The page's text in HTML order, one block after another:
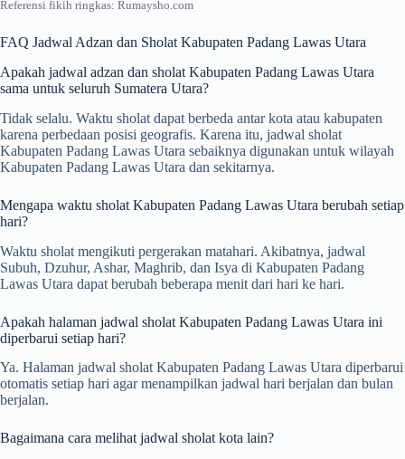
Referensi fikih ringkas: Rumaysho.com
FAQ Jadwal Adzan dan Sholat Kabupaten Padang Lawas Utara
Apakah jadwal adzan dan sholat Kabupaten Padang Lawas Utara
sama untuk seluruh Sumatera Utara?
Tidak selalu. Waktu sholat dapat berbeda antar kota atau kabupaten
karena perbedaan posisi geografis. Karena itu, jadwal sholat
Kabupaten Padang Lawas Utara sebaiknya digunakan untuk wilayah
Kabupaten Padang Lawas Utara dan sekitarnya.
Mengapa waktu sholat Kabupaten Padang Lawas Utara berubah setiap
hari?
Waktu sholat mengikuti pergerakan matahari. Akibatnya, jadwal
Subuh, Dzuhur, Ashar, Maghrib, dan Isya di Kabupaten Padang
Lawas Utara dapat berubah beberapa menit dari hari ke hari.
Apakah halaman jadwal sholat Kabupaten Padang Lawas Utara ini
diperbarui setiap hari?
Ya. Halaman jadwal sholat Kabupaten Padang Lawas Utara diperbarui
otomatis setiap hari agar menampilkan jadwal hari berjalan dan bulan
berjalan.
Bagaimana cara melihat jadwal sholat kota lain?